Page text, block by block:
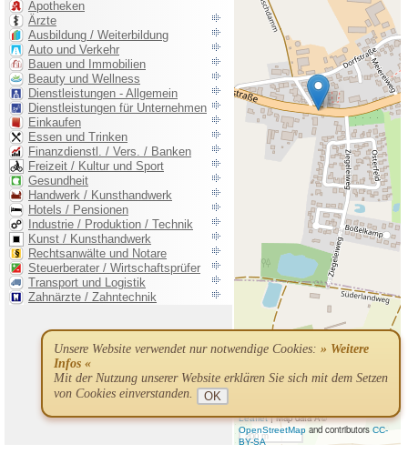
Unsere Website verwendet nur notwendige Cookies: » Weitere
Infos «
Mit der Nutzung unserer Website erklären Sie sich mit dem Setzen
von Cookies einverstanden.
OK